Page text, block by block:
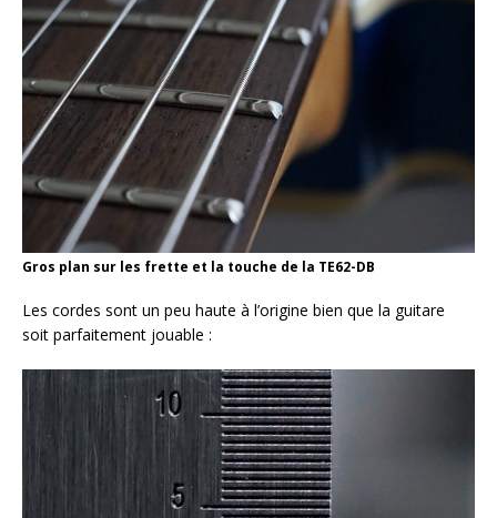
Gros plan sur les frette et la touche de la TE62-DB
Les cordes sont un peu haute à l’origine bien que la guitare
soit parfaitement jouable :